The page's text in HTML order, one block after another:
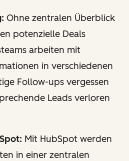
Ohne zentralen Überblick
potenzielle Deals
arbeiten mit
in verschiedenen
Follow-ups vergessen
Leads verloren
Mit HubSpot werden
in einer zentralen